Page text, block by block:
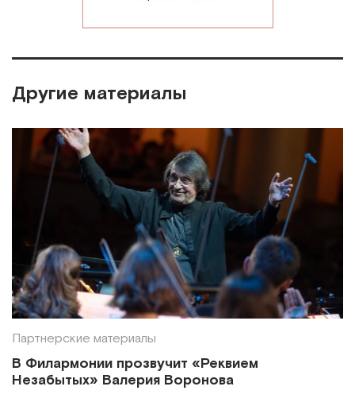
Другие материалы
Партнерские материалы
В Филармонии прозвучит «Реквием
Незабытых» Валерия Воронова